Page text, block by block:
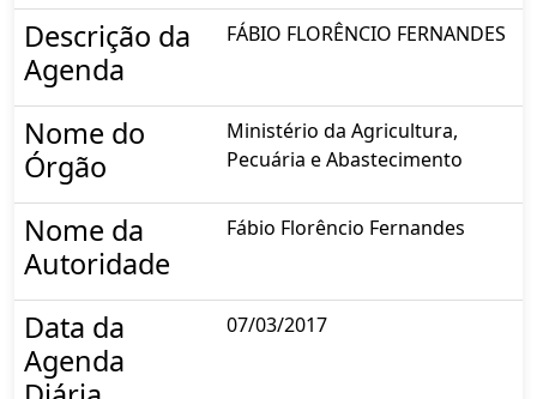
Descrição da
Agenda
FÁBIO FLORÊNCIO FERNANDES
Nome do
Órgão
Ministério da Agricultura,
Pecuária e Abastecimento
Nome da
Autoridade
Fábio Florêncio Fernandes
Data da
Agenda
07/03/2017